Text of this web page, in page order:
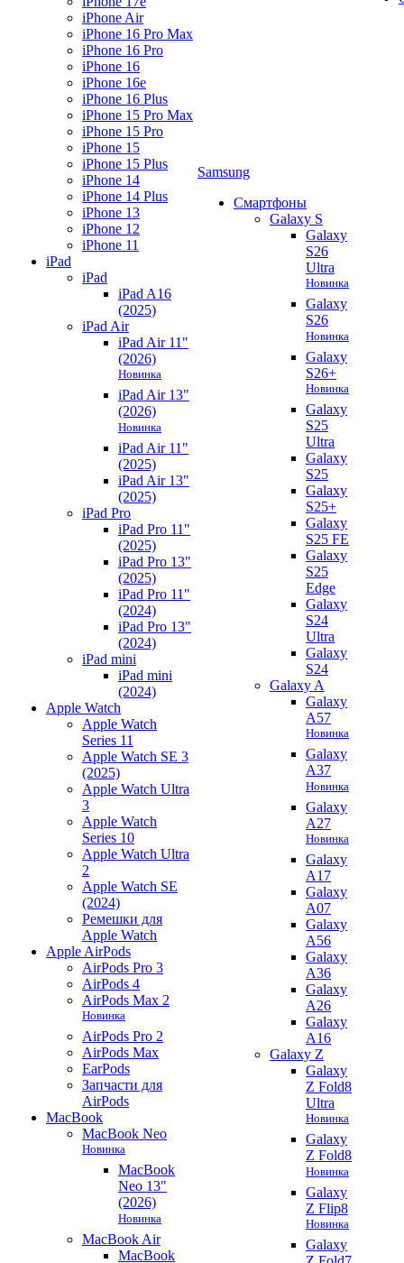
iPhone Air
iPhone 16 Pro Max
iPhone 16 Pro
iPhone 16
iPhone 16e
iPhone 16 Plus
iPhone 15 Pro Max
iPhone 15 Pro
iPhone 15
iPhone 15 Plus
iPhone 14
iPhone 14 Plus
iPhone 13
iPhone 12
iPhone 11
iPad
iPad
iPad A16
(2025)
iPad Air
iPad Air 11"
(2026)
Новинка
iPad Air 13"
(2026)
Новинка
iPad Air 11"
(2025)
iPad Air 13"
(2025)
iPad Pro
iPad Pro 11"
(2025)
iPad Pro 13"
(2025)
iPad Pro 11"
(2024)
iPad Pro 13"
(2024)
iPad mini
iPad mini
(2024)
Apple Watch
Apple Watch
Series 11
Apple Watch SE 3
(2025)
Apple Watch Ultra
3
Apple Watch
Series 10
Apple Watch Ultra
2
Apple Watch SE
(2024)
Ремешки для
Apple Watch
Apple AirPods
AirPods Pro 3
AirPods 4
AirPods Max 2
Новинка
AirPods Pro 2
AirPods Max
EarPods
Запчасти для
AirPods
MacBook
MacBook Neo
Новинка
MacBook
Neo 13"
(2026)
Новинка
MacBook Air
MacBook
Samsung
Смартфоны
Galaxy S
Galaxy
S26
Ultra
Новинка
Galaxy
S26
Новинка
Galaxy
S26+
Новинка
Galaxy
S25
Ultra
Galaxy
S25
Galaxy
S25+
Galaxy
S25 FE
Galaxy
S25
Edge
Galaxy
S24
Ultra
Galaxy
S24
Galaxy A
Galaxy
A57
Новинка
Galaxy
A37
Новинка
Galaxy
A27
Новинка
Galaxy
A17
Galaxy
A07
Galaxy
A56
Galaxy
A36
Galaxy
A26
Galaxy
A16
Galaxy Z
Galaxy
Z Fold8
Ultra
Новинка
Galaxy
Z Fold8
Новинка
Galaxy
Z Flip8
Новинка
Galaxy